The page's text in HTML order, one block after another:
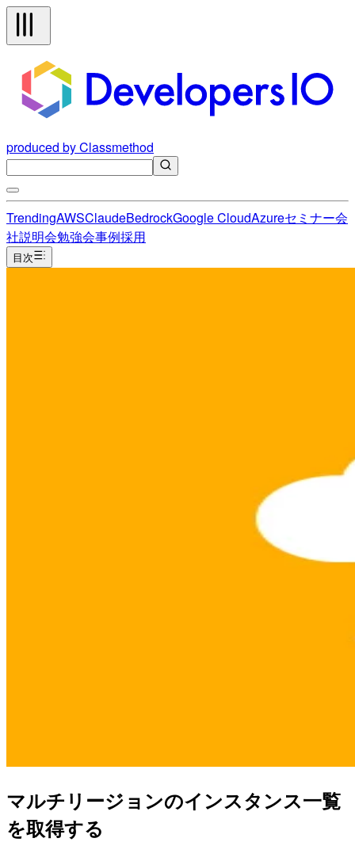
produced by Classmethod
TrendingAWSClaudeBedrockGoogle CloudAzureセミナー会
社説明会勉強会事例採用
目次
マルチリージョンのインスタンス一覧
を取得する